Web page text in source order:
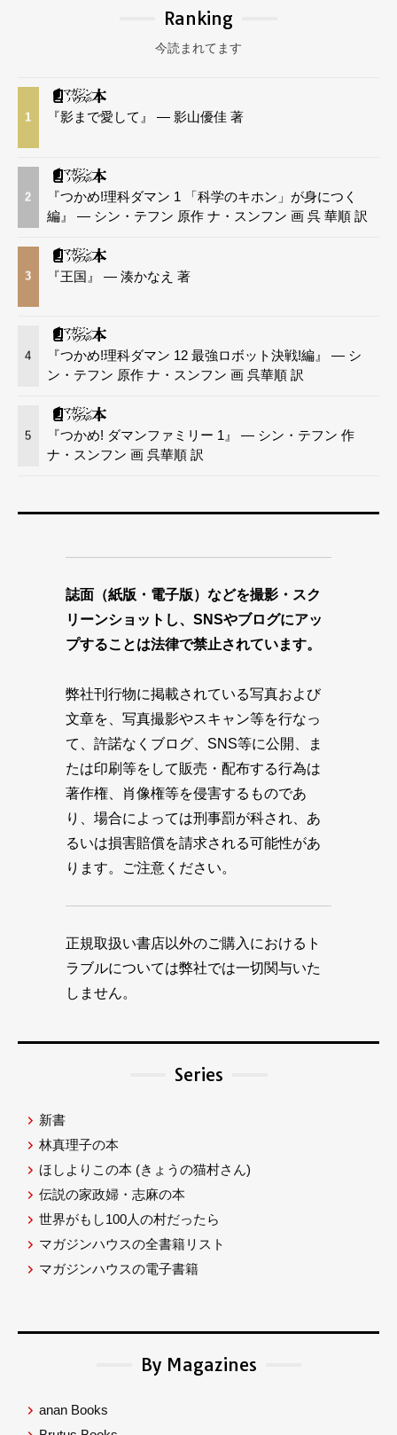
Ranking
今読まれてます
1 『影まで愛して』 — 影山優佳 著
2
『つかめ!理科ダマン 1 「科学のキホン」が身につく
編』 — シン・テフン 原作 ナ・スンフン 画 呉 華順 訳
3 『王国』 — 湊かなえ 著
4
『つかめ!理科ダマン 12 最強ロボット決戦!編』 — シ
ン・テフン 原作 ナ・スンフン 画 呉華順 訳
5
『つかめ! ダマンファミリー 1』 — シン・テフン 作
ナ・スンフン 画 呉華順 訳
誌面（紙版・電子版）などを撮影・スク
リーンショットし、SNSやブログにアッ
プすることは法律で禁止されています。
弊社刊行物に掲載されている写真および
文章を、写真撮影やスキャン等を行なっ
て、許諾なくブログ、SNS等に公開、ま
たは印刷等をして販売・配布する行為は
著作権、肖像権等を侵害するものであ
り、場合によっては刑事罰が科され、あ
るいは損害賠償を請求される可能性があ
ります。ご注意ください。
正規取扱い書店以外のご購入におけるト
ラブルについては弊社では一切関与いた
しません。
Series
新書
林真理子の本
ほしよりこの本 (きょうの猫村さん)
伝説の家政婦・志麻の本
世界がもし100人の村だったら
マガジンハウスの全書籍リスト
マガジンハウスの電子書籍
By Magazines
anan Books